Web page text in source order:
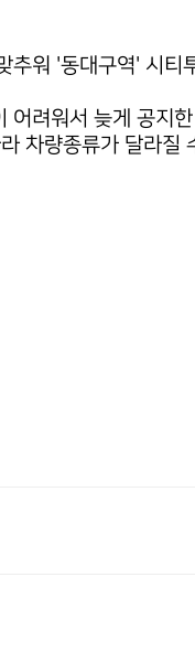
추워 '동대구역' 시
어려워서 늦게 공지
차량종류가 달라질